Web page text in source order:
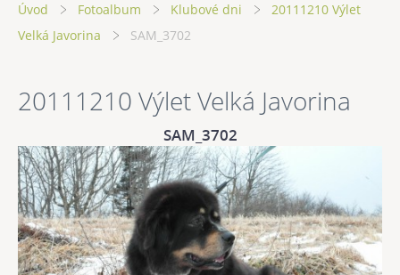
Úvod Fotoalbum Klubové dni
20111210 Výlet
Velká Javorina
SAM_3702
20111210 Výlet Velká Javorina
SAM_3702